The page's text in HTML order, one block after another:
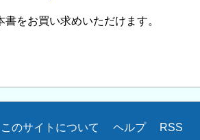
をお買い求めいただけます。
このサイトについて ヘルプ RSS